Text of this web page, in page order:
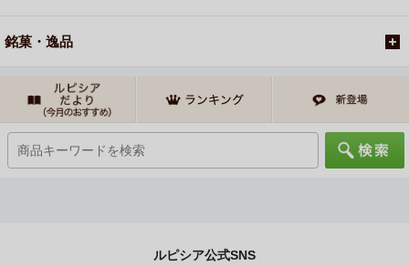
銘菓・逸品
ルピシア公式SNS